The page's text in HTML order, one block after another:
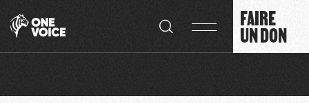
FAIRE
UN DON